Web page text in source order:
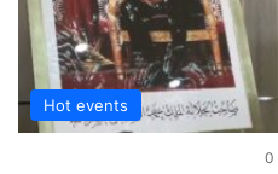
Hot events
0